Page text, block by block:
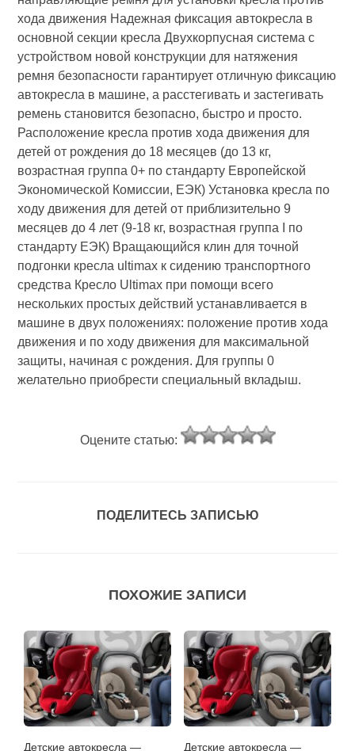
хода движения Надежная фиксация автокресла в
основной секции кресла Двухкорпусная система с
устройством новой конструкции для натяжения
ремня безопасности гарантирует отличную фиксацию
автокресла в машине, а расстегивать и застегивать
ремень становится безопасно, быстро и просто.
Расположение кресла против хода движения для
детей от рождения до 18 месяцев (до 13 кг,
возрастная группа 0+ по стандарту Европейской
Экономической Комиссии, ЕЭК) Установка кресла по
ходу движения для детей от приблизительно 9
месяцев до 4 лет (9-18 кг, возрастная группа I по
стандарту ЕЭК) Вращающийся клин для точной
подгонки кресла ultimax к сидению транспортного
средства Кресло Ultimax при помощи всего
нескольких простых действий устанавливается в
машине в двух положениях: положение против хода
движения и по ходу движения для максимальной
защиты, начиная с рождения. Для группы 0
желательно приобрести специальный вкладыш.
Оцените статью:
ПОДЕЛИТЕСЬ ЗАПИСЬЮ
ПОХОЖИЕ ЗАПИСИ
Детские автокресла — Детские автокресла —